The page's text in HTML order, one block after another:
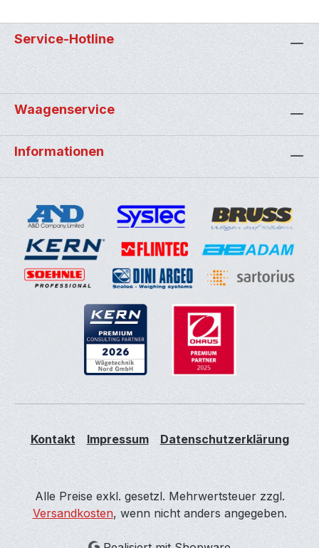
Service-Hotline
Waagenservice
Informationen
Kontakt Impressum Datenschutzerklärung
Alle Preise exkl. gesetzl. Mehrwertsteuer zzgl.
Versandkosten, wenn nicht anders angegeben.